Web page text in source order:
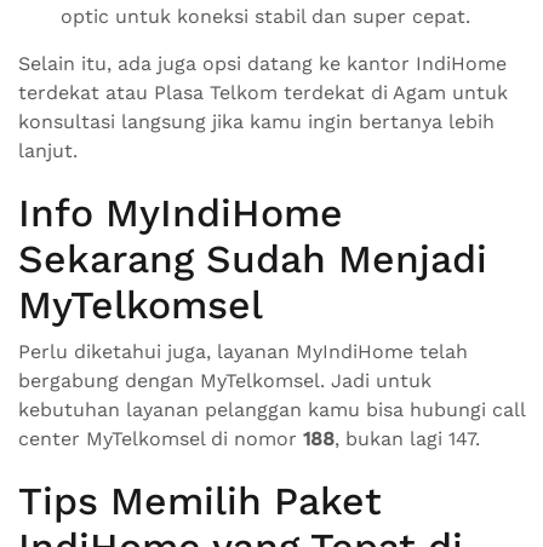
optic untuk koneksi stabil dan super cepat.
Selain itu, ada juga opsi datang ke kantor IndiHome
terdekat atau Plasa Telkom terdekat di Agam untuk
konsultasi langsung jika kamu ingin bertanya lebih
lanjut.
Info MyIndiHome
Sekarang Sudah Menjadi
MyTelkomsel
Perlu diketahui juga, layanan MyIndiHome telah
bergabung dengan MyTelkomsel. Jadi untuk
kebutuhan layanan pelanggan kamu bisa hubungi call
center MyTelkomsel di nomor 188, bukan lagi 147.
Tips Memilih Paket